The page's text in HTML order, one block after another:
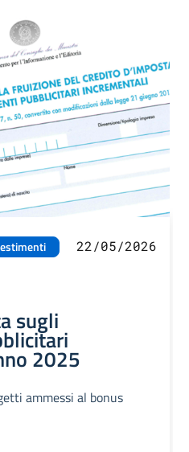
22/05/2026
sugli
2025
ammessi al bonus